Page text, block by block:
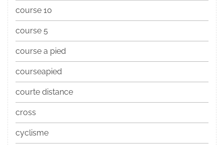
course 10
course 5
course a pied
courseapied
courte distance
cross
cyclisme